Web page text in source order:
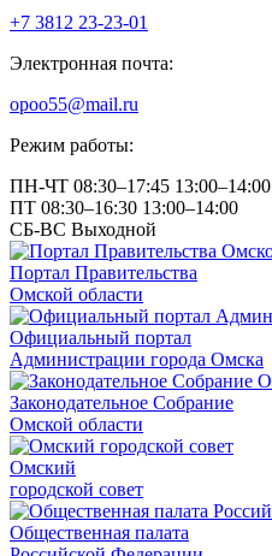
+7 3812 23-23-01
Электронная почта:
opoo55@mail.ru
Режим работы:
ПН-ЧТ 08:30–17:45 13:00–14:00
ПТ 08:30–16:30 13:00–14:00
СБ-ВС Выходной
Портал Правительства
Омской области
Официальный портал
Администрации города Омска
Законодательное Собрание
Омской области
Омский
городской совет
Общественная палата